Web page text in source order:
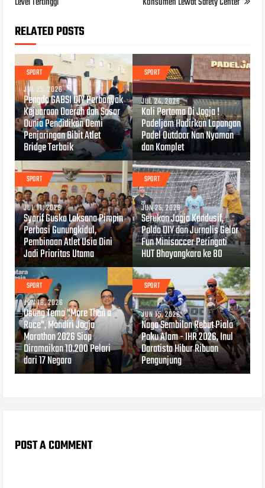
RELATED POSTS
SPORT
JUL 25, 2026
Pengda GABSI DIY Perbanyak
Kejuaraan Daerah dan Sasar
Dunia Pendidikan Demi
Penjaringan Bibit Atlet
Bridge Terbaik
SPORT
JUL 24, 2026
Kali Pertama Di Jogja !
Padeljam Hadirkan Lapangan
Padel Outdoor Nan Nyaman
dan Komplet
SPORT
JUL 11, 2026
Syarif Guska Laksana Pimpin
Perbasi Gunungkidul,
Pembinaan Atlet Usia Dini
Jadi Prioritas Utama
SPORT
JUN 25, 2026
Serukan Jogja Kondusif,
Polda DIY dan Jurnalis Gelar
Fun Minisoccer Peringati
HUT Bhayangkara ke 80
SPORT
JUN 18, 2026
Usung Tema "More Than a
Race", Mandiri Jogja
Marathon 2026 Siap
Diramaikan 10.200 Pelari
dari 17 Negara
SPORT
JUN 15, 2026
Naga Sembilan Rebut Piala
Paku Alam - IHR 2026, Inul
Daratista Hibur Ribuan
Pengunjung
POST A COMMENT